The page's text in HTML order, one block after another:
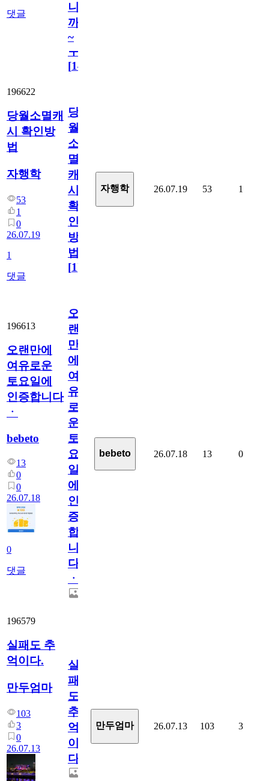
댓글
니
까
~
ㅜ
[14
196622
당월소멸캐
시 확인방
법
자행학
53
1
0
26.07.19
1
댓글
당
월
소
멸
캐
시
확
인
방
법
[1]
자행학 26.07.19 53 1
196613
오랜만에
여유로운
토요일에
인증합니다
ㆍ
bebeto
13
0
0
26.07.18
0
댓글
오
랜
만
에
여
유
로
운
토
요
일
에
인
증
합
니
다
ㆍ
bebeto 26.07.18 13 0
196579
실패도 추
억이다.
만두엄마
103
3
0
26.07.13
실
패
도
추
억
이
다.
만두엄마 26.07.13 103 3